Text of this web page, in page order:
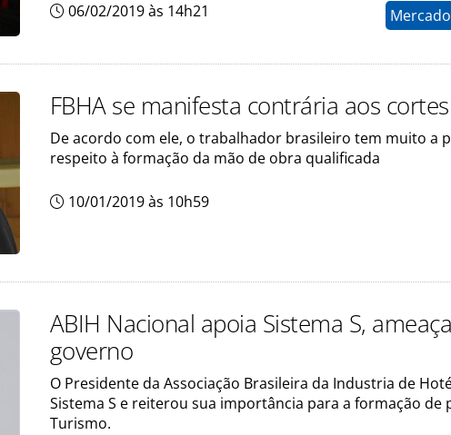
06/02/2019 às 14h21
FBHA se manifesta contrária aos
De acordo com ele, o trabalhador brasileiro tem muito a
respeito à formação da mão de obra qualificada
10/01/2019 às 10h59
ABIH Nacional apoia Sistema S,
governo
O Presidente da Associação Brasileira da Industria de
Sistema S e reiterou sua importância para a formação de
Turismo.